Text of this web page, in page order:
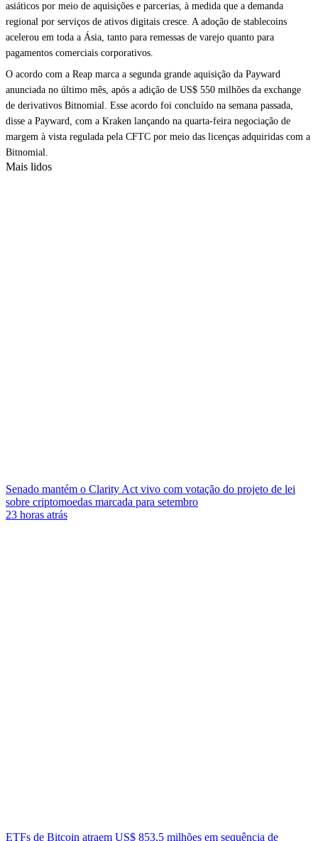
asiáticos por meio de aquisições e parcerias, à medida que a demanda
regional por serviços de ativos digitais cresce. A adoção de stablecoins
acelerou em toda a Ásia, tanto para remessas de varejo quanto para
pagamentos comerciais corporativos.
O acordo com a Reap marca a segunda grande aquisição da Payward
anunciada no último mês, após a adição de US$ 550 milhões da exchange
de derivativos Bitnomial. Esse acordo foi concluído na semana passada,
disse a Payward, com a Kraken lançando na quarta-feira negociação de
margem à vista regulada pela CFTC por meio das licenças adquiridas com a
Bitnomial.
Mais lidos
Senado mantém o Clarity Act vivo com votação do projeto de lei
sobre criptomoedas marcada para setembro
23 horas atrás
ETFs de Bitcoin atraem US$ 853,5 milhões em sequência de